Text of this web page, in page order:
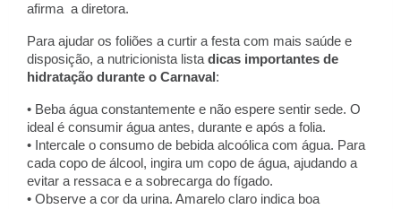
afirma a diretora.
Para ajudar os foliões a curtir a festa com mais saúde e
disposição, a nutricionista lista dicas importantes de
hidratação durante o Carnaval :
• Beba água constantemente e não espere sentir sede. O
ideal é consumir água antes, durante e após a folia.
• Intercale o consumo de bebida alcoólica com água. Para
cada copo de álcool, ingira um copo de água, ajudando a
evitar a ressaca e a sobrecarga do fígado.
• Observe a cor da urina. Amarelo claro indica boa